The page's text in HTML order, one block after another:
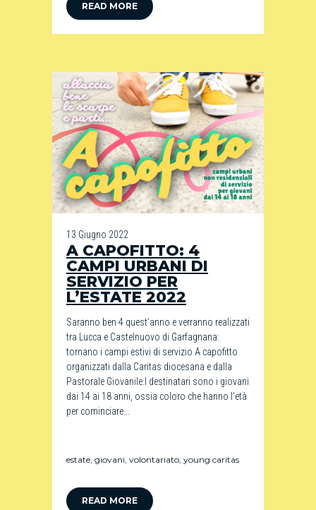
READ MORE
13 Giugno 2022
A CAPOFITTO: 4
CAMPI URBANI DI
SERVIZIO PER
L’ESTATE 2022
Saranno ben 4 quest’anno e verranno realizzati
tra Lucca e Castelnuovo di Garfagnana:
tornano i campi estivi di servizio A capofitto
organizzati dalla Caritas diocesana e dalla
Pastorale Giovanile.I destinatari sono i giovani
dai 14 ai 18 anni, ossia coloro che hanno l’età
per cominciare...
estate giovani volontariato young caritas
READ MORE